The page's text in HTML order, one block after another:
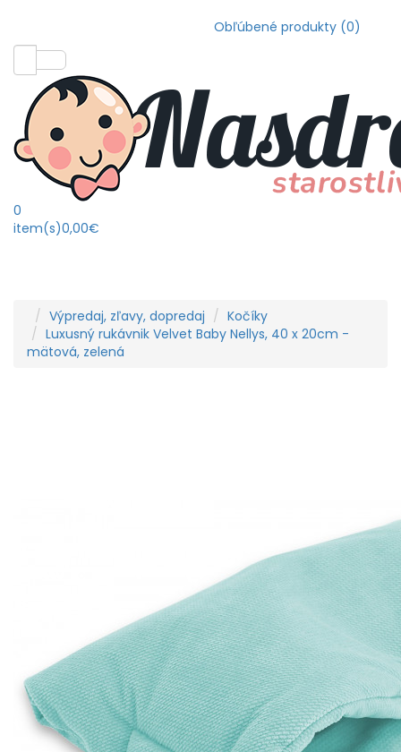
Obľúbené produkty (0)
0
item(s)0,00€
Výpredaj, zľavy, dopredaj
Kočíky
Luxusný rukávnik Velvet Baby Nellys, 40 x 20cm -
mätová, zelená